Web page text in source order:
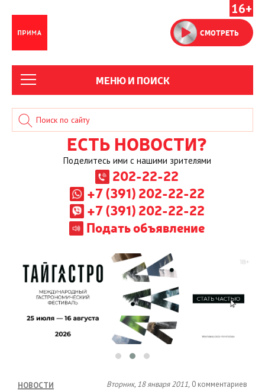
16+
СМОТРЕТЬ
МЕНЮ И ПОИСК
ЕСТЬ НОВОСТИ?
Поделитесь ими с нашими зрителями
202-22-22
+7 (391) 202-22-22
+7 (391) 202-22-22
Подать объявление
НОВОСТИ Вторник, 18 января 2011, 0 комментариев